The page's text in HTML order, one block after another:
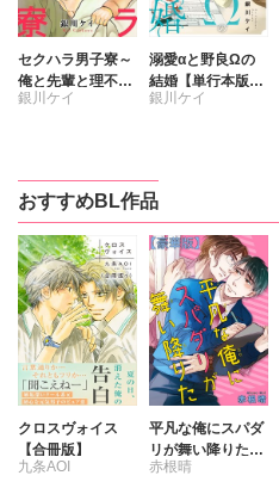
セクハラ男子寮～
俺と先輩と理不尽
なオキテ【合冊
銀川ケイ
溺愛αと野良Ωの
結婚【単行本版】
【電子書店特典付
銀川ケイ
おすすめBL作品
クロスヴォイス
【合冊版】
九条AOI
平凡な俺にスパダ
リが舞い降りた
【豪華版】
赤根晴